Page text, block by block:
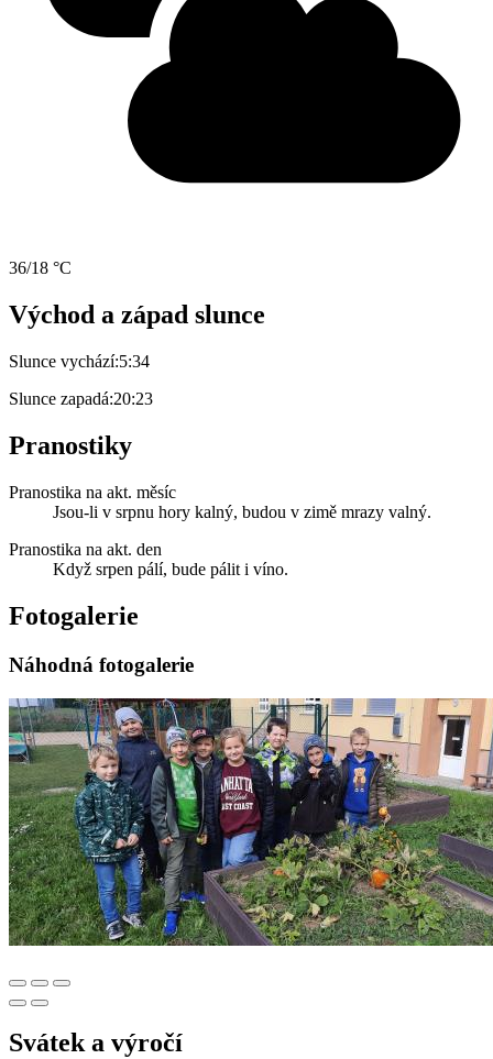
36/18 °C
Východ a západ slunce
Slunce vychází:5:34
Slunce zapadá:20:23
Pranostiky
Pranostika na akt. měsíc
Jsou-li v srpnu hory kalný, budou v zimě mrazy valný.
Pranostika na akt. den
Když srpen pálí, bude pálit i víno.
Fotogalerie
Náhodná fotogalerie
Svátek a výročí